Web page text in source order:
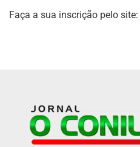
Faça a sua inscrição pelo site: